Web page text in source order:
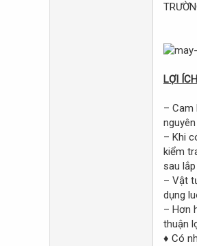
LỢI
– Cam
– Khi
kiểm
sau
– Vật
dụng
– Hơn
thuận
♦ Có